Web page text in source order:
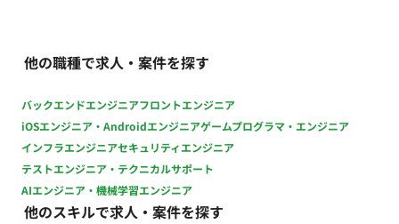
他の職種で求人・案件を探す
バックエンドエンジニアフロントエンジニア
iOSエンジニア・Androidエンジニアゲームプログラマ・エンジニア
インフラエンジニアセキュリティエンジニア
テストエンジニア・テクニカルサポート
AIエンジニア・機械学習エンジニア
他のスキルで求人・案件を探す